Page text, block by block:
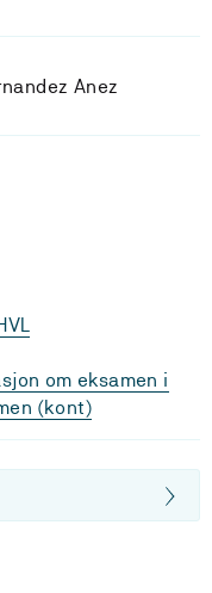
Anez
om eksamen i
(kont)